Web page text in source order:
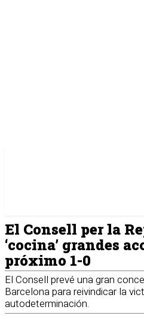
El Consell per la
‘cocina’ grandes
próximo 1-0
El Consell prevé una gran
Barcelona para reivindicar la
autodeterminación.